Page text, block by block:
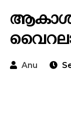
Anu